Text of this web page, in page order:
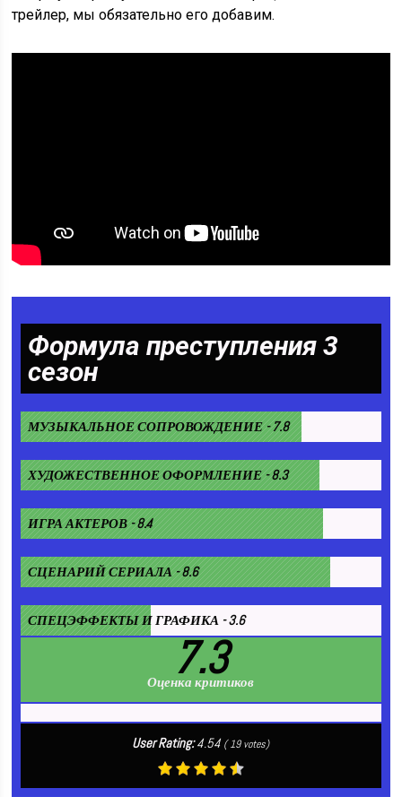
трейлер, мы обязательно его добавим.
Формула преступления 3
сезон
МУЗЫКАЛЬНОЕ СОПРОВОЖДЕНИЕ - 7.8
ХУДОЖЕСТВЕННОЕ ОФОРМЛЕНИЕ - 8.3
ИГРА АКТЕРОВ - 8.4
СЦЕНАРИЙ СЕРИАЛА - 8.6
СПЕЦЭФФЕКТЫ И ГРАФИКА - 3.6
7.3
Оценка критиков
User Rating:4.54 (19votes)